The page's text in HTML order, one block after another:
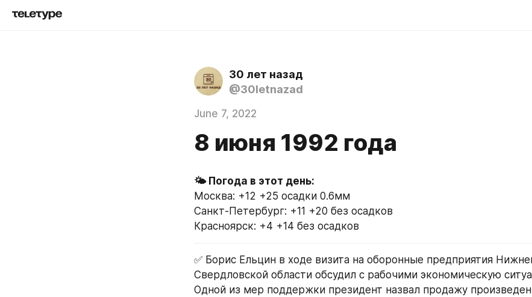
30 лет назад
@30letnazad
June 7, 2022
8 июня 1992 года
Москва: +12 +25 осадки 0.6мм
Санкт-Петербург: +11 +20 без осадков
Красноярск: +4 +14 без осадков
✅ Борис Ельцин в ходе визита на оборонные предприятия
Свердловской области обсудил с рабочими экономическую
Одной из мер поддержки президент назвал продажу